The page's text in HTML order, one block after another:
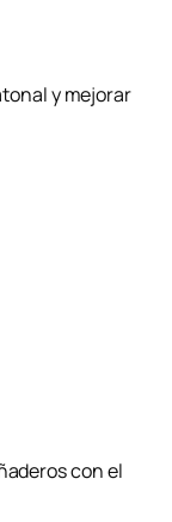
y mejorar
con el